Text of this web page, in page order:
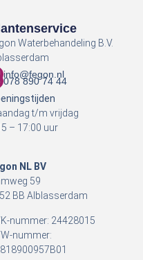
Waterbehandeling B.V.
info@fegon.nl
078 890 74 44
t/m vrijdag
– 17:00 uur
NL BV
59
BB Alblasserdam
nummer: 24428015
nummer: